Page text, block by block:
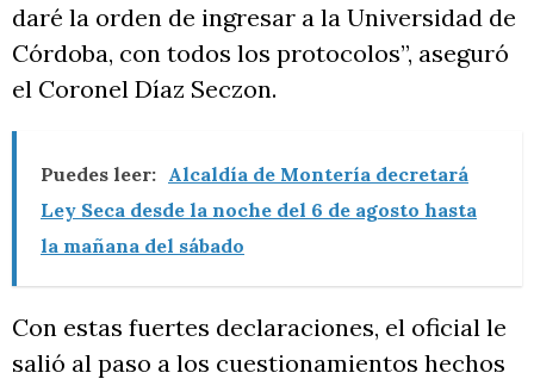
daré la orden de ingresar a la Universidad de
Córdoba, con todos los protocolos”, aseguró
el Coronel Díaz Seczon.
Puedes leer: Alcaldía de Montería decretará
Ley Seca desde la noche del 6 de agosto hasta
la mañana del sábado
Con estas fuertes declaraciones, el oficial le
salió al paso a los cuestionamientos hechos